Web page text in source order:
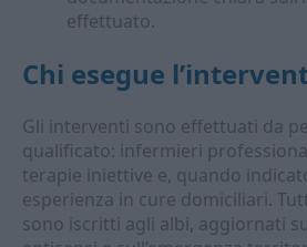
effettuato.
Chi esegue
Gli interventi sono effettuati da
qualificato: infermieri
terapie iniettive e, quando
esperienza in cure domiciliari.
sono iscritti agli albi, aggiornati